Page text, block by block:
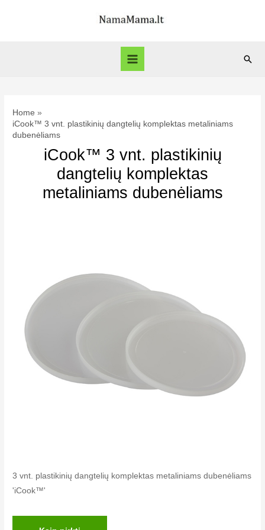
Main
Home
iCook™ 3 vnt. plastikinių dangtelių komplektas metaliniams
dubenėliams
iCook™ 3 vnt. plastikinių
dangtelių komplektas
metaliniams dubenėliams
3 vnt. plastikinių dangtelių komplektas metaliniams dubenėliams
'iCook™'